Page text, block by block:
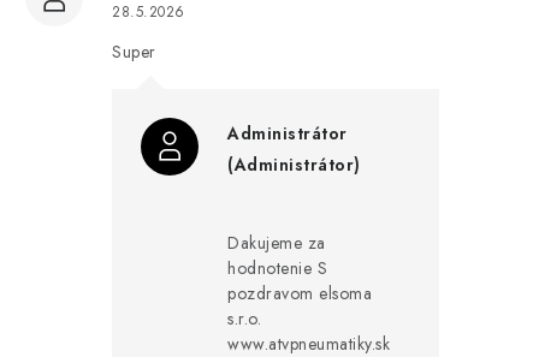
28.5.2026
Super
Administrátor
(Administrátor)
Dakujeme za
hodnotenie S
pozdravom elsoma
s.r.o.
www.atvpneumatiky.sk